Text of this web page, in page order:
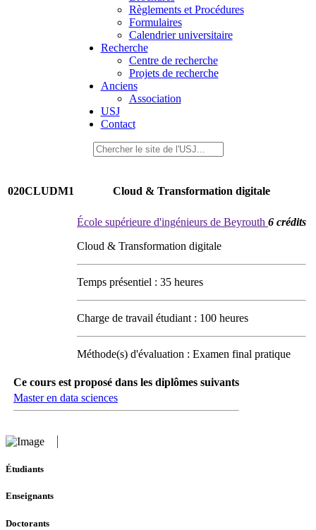
Règlements et Procédures
Formulaires
Calendrier universitaire
Recherche
Centre de recherche
Projets de recherche
Anciens
Association
USJ
Contact
020CLUDM1 Cloud & Transformation digitale
École supérieure d'ingénieurs de Beyrouth 6 crédits
Cloud & Transformation digitale
Temps présentiel : 35 heures
Charge de travail étudiant : 100 heures
Méthode(s) d'évaluation : Examen final pratique
Ce cours est proposé dans les diplômes suivants
Master en data sciences
Étudiants
Enseignants
Doctorants